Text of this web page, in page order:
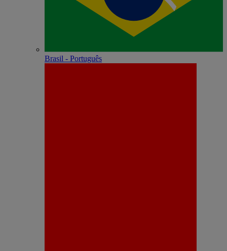
Brasil - Português